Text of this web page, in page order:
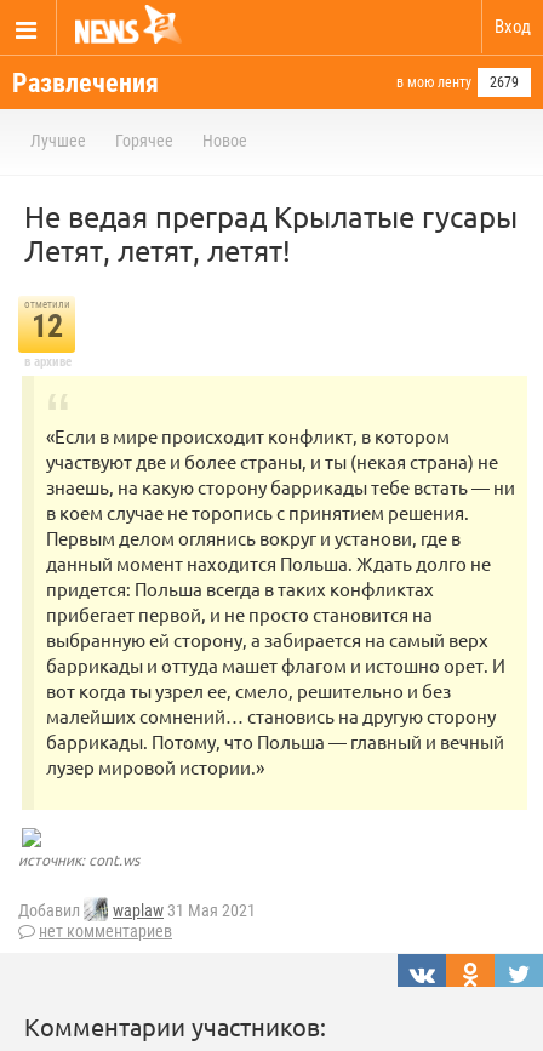
Вход
Развлечения в мою ленту 2679
Лучшее Горячее Новое
Не ведая преград Крылатые гусары
Летят, летят, летят!
отметили
12
в архиве
«Если в мире происходит конфликт, в котором
участвуют две и более страны, и ты (некая страна) не
знаешь, на какую сторону баррикады тебе встать — ни
в коем случае не торопись с принятием решения.
Первым делом оглянись вокруг и установи, где в
данный момент находится Польша. Ждать долго не
придется: Польша всегда в таких конфликтах
прибегает первой, и не просто становится на
выбранную ей сторону, а забирается на самый верх
баррикады и оттуда машет флагом и истошно орет. И
вот когда ты узрел ее, смело, решительно и без
малейших сомнений… становись на другую сторону
баррикады. Потому, что Польша — главный и вечный
лузер мировой истории.»
источник: cont.ws
Добавил waplaw 31 Мая 2021
нет комментариев
Комментарии участников: